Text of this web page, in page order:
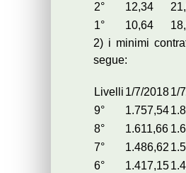
2°
12,34
1°
10,64
2) i minimi
segue:
Livelli 1/7/20181/
9°
1.757,54
8°
1.611,66
7°
1.486,62
6°
1.417,15